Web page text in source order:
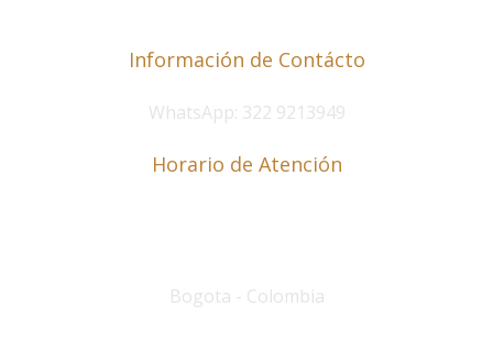
Información de Contácto
WhatsApp: 322 9213949
Horario de Atención
Bogota - Colombia